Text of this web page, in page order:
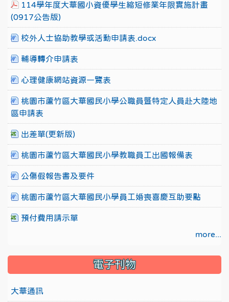
114學年度大華國小資優學生縮短修業年限實施計畫
(0917公告版)
校外人士協助教學或活動申請表.docx
輔導轉介申請表
心理健康網站資源一覽表
桃園市蘆竹區大華國民小學公職員暨特定人員赴大陸地
區申請表
出差單(更新版)
桃園市蘆竹區大華國民小學教職員工出國報備表
公傷假報告書及要件
桃園市蘆竹區大華國民小學員工婚喪喜慶互助要點
預付費用請示單
more...
電子刊物
大華通訊